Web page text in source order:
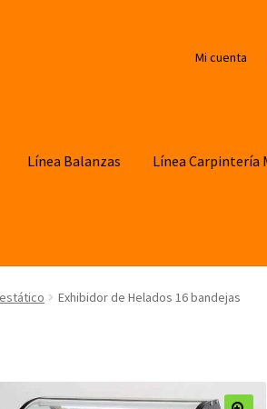
Mi cuenta
Línea Balanzas Línea Carpintería
Exhibidor de Helados 16 bandejas